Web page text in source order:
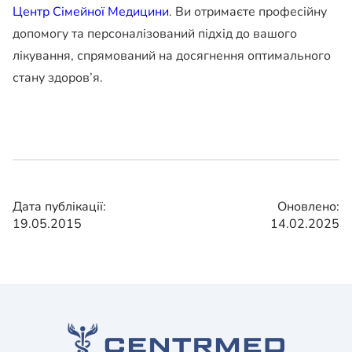
Центр Сімейної Медицини. Ви отримаєте професійну
допомогу та персоналізований підхід до вашого
лікування, спрямований на досягнення оптимального
стану здоров’я.
Дата публікації:
19.05.2015
Оновлено:
14.02.2025